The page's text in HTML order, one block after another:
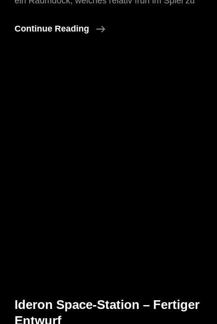
Continue Reading
Zwischen
Ideron Space-Station – Fertiger
Entwurf